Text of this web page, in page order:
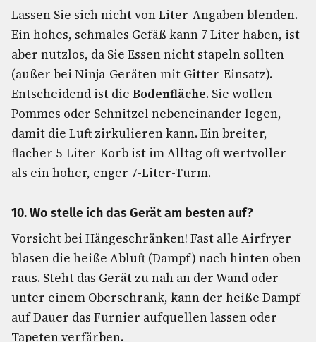
Lassen Sie sich nicht von Liter-Angaben blenden.
Ein hohes, schmales Gefäß kann 7 Liter haben, ist
aber nutzlos, da Sie Essen nicht stapeln sollten
(außer bei Ninja-Geräten mit Gitter-Einsatz).
Entscheidend ist die Bodenfläche. Sie wollen
Pommes oder Schnitzel nebeneinander legen,
damit die Luft zirkulieren kann. Ein breiter,
flacher 5-Liter-Korb ist im Alltag oft wertvoller
als ein hoher, enger 7-Liter-Turm.
10. Wo stelle ich das Gerät am besten auf?
Vorsicht bei Hängeschränken! Fast alle Airfryer
blasen die heiße Abluft (Dampf) nach hinten oben
raus. Steht das Gerät zu nah an der Wand oder
unter einem Oberschrank, kann der heiße Dampf
auf Dauer das Furnier aufquellen lassen oder
Tapeten verfärben.